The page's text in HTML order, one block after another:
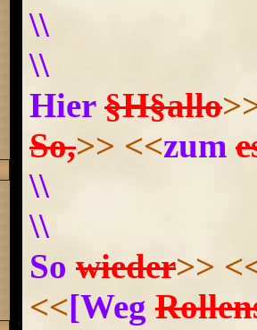
\\
\\
Hier §H§allo
So,>> <<zum
\\
\\
So wieder>>
<<[Weg